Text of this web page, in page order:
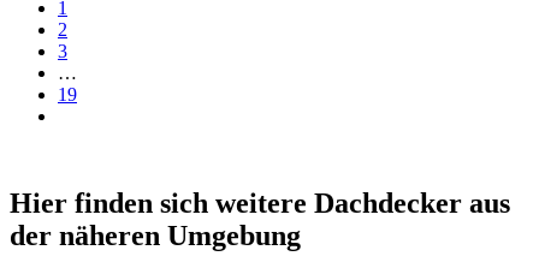
1
2
3
…
19
Hier finden sich weitere Dachdecker aus
der näheren Umgebung